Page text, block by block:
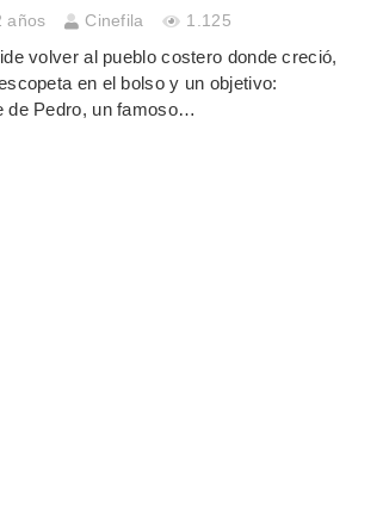
años Cinefila 1.125
volver al pueblo costero donde creció,
en el bolso y un objetivo:
de Pedro, un famoso…